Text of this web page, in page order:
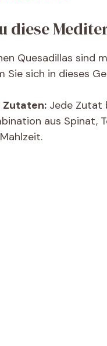
diese
Quesadillas sind
Sie sich in dieses
Zutaten: Jede Zutat
aus Spinat,